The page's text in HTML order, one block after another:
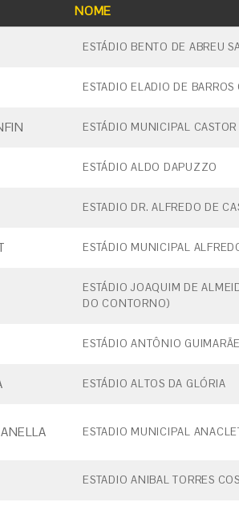
NOME
ESTÁDIO BENTO DE ABREU
ESTADIO ELADIO DE BARROS
ESTÁDIO MUNICIPAL
ESTÁDIO ALDO DAPUZZO
ESTADIO DR. ALFREDO DE
ESTÁDIO MUNICIPAL
ESTÁDIO JOAQUIM DE
DO CONTORNO)
ESTÁDIO ANTÔNIO
ESTÁDIO ALTOS DA GLÓRIA
ESTADIO MUNICIPAL
ESTADIO ANIBAL TORRES